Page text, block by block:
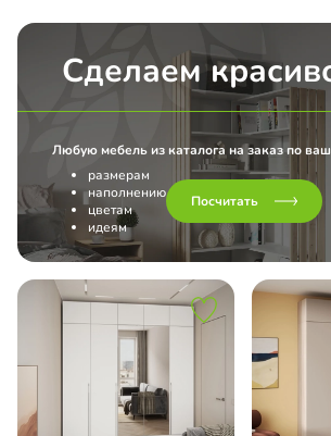
Сделаем
Любую мебель из каталога на заказ по
размерам
наполнению
цветам
идеям
Посчитать